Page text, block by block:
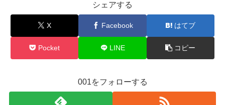
シェアする
X Facebook はてブ
Pocket LINE コピー
001をフォローする